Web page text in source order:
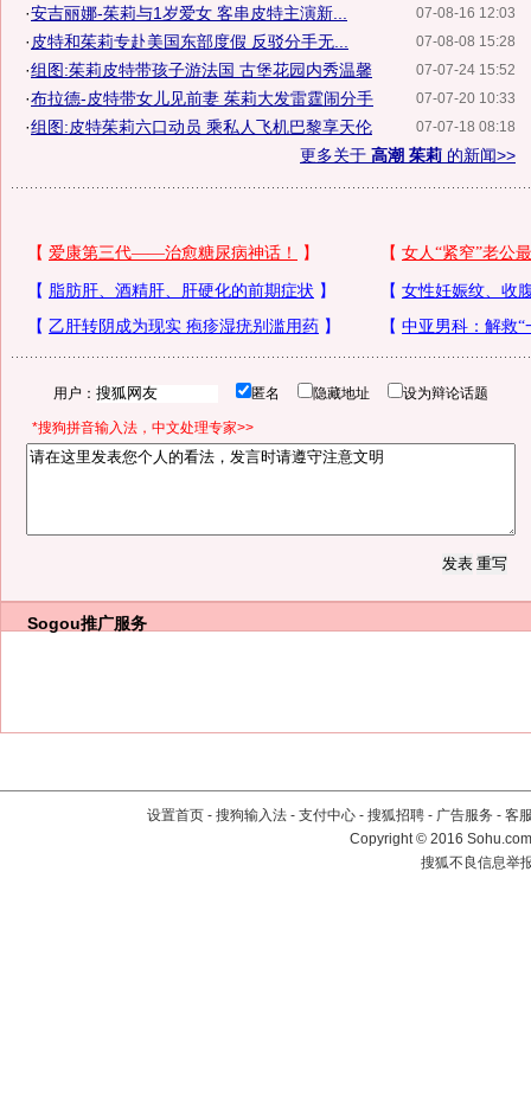
07-08-16 12:03
·安吉丽娜-茱莉与1岁爱女 客串皮特主演新...
07-08-08 15:28
· 皮特和茱莉专赴美国东部度假 反驳分手无...
07-07-24 15:52
·组图:茱莉皮特带孩子游法国 古堡花园内秀温馨
07-07-20 10:33
·布拉德-皮特带女儿见前妻 茱莉大发雷霆闹分手
07-07-18 08:18
·组图:皮特茱莉六口动员 乘私人飞机巴黎享天伦
更多关于 高潮 茱莉 的新闻>>
用户： 匿名 隐藏地址 设为辩论话题
*搜狗拼音输入法，中文处理专家>>
Sogou推广服务
设置首页 - 搜狗输入法 - 支付中心 - 搜狐招聘 - 广告服务 - 客
Copyright©2016
搜狐不良信息举